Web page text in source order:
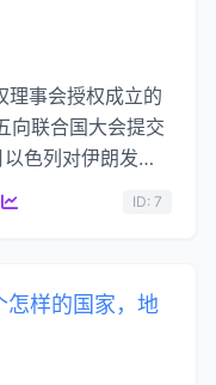
事会授权成立的
向联合国大会提交
色列对伊朗发动
升级，处决人
ID: 7
怎样的国家，地